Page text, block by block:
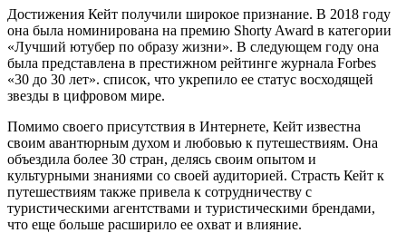
Достижения Кейт получили широкое признание. В 2018 году
она была номинирована на премию Shorty Award в категории
«Лучший ютубер по образу жизни». В следующем году она
была представлена ​​в престижном рейтинге журнала Forbes
«30 до 30 лет». список, что укрепило ее статус восходящей
звезды в цифровом мире.
Помимо своего присутствия в Интернете, Кейт известна
своим авантюрным духом и любовью к путешествиям. Она
объездила более 30 стран, делясь своим опытом и
культурными знаниями со своей аудиторией. Страсть Кейт к
путешествиям также привела к сотрудничеству с
туристическими агентствами и туристическими брендами,
что еще больше расширило ее охват и влияние.